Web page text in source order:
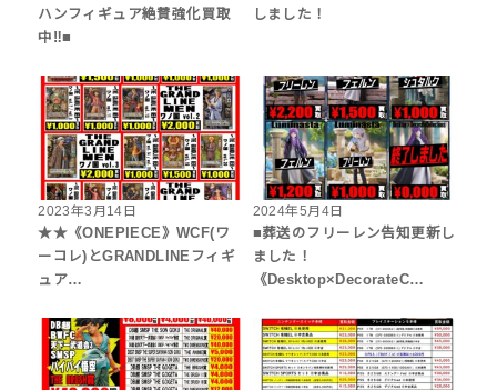
ハンフィギュア絶賛強化買取
中‼■
しました！
2023年3月14日
★★《ONEPIECE》WCF(ワ
ーコレ)とGRANDLINEフィギ
ュア…
2024年5月4日
■葬送のフリーレン告知更新し
ました！
《Desktop×DecorateC…